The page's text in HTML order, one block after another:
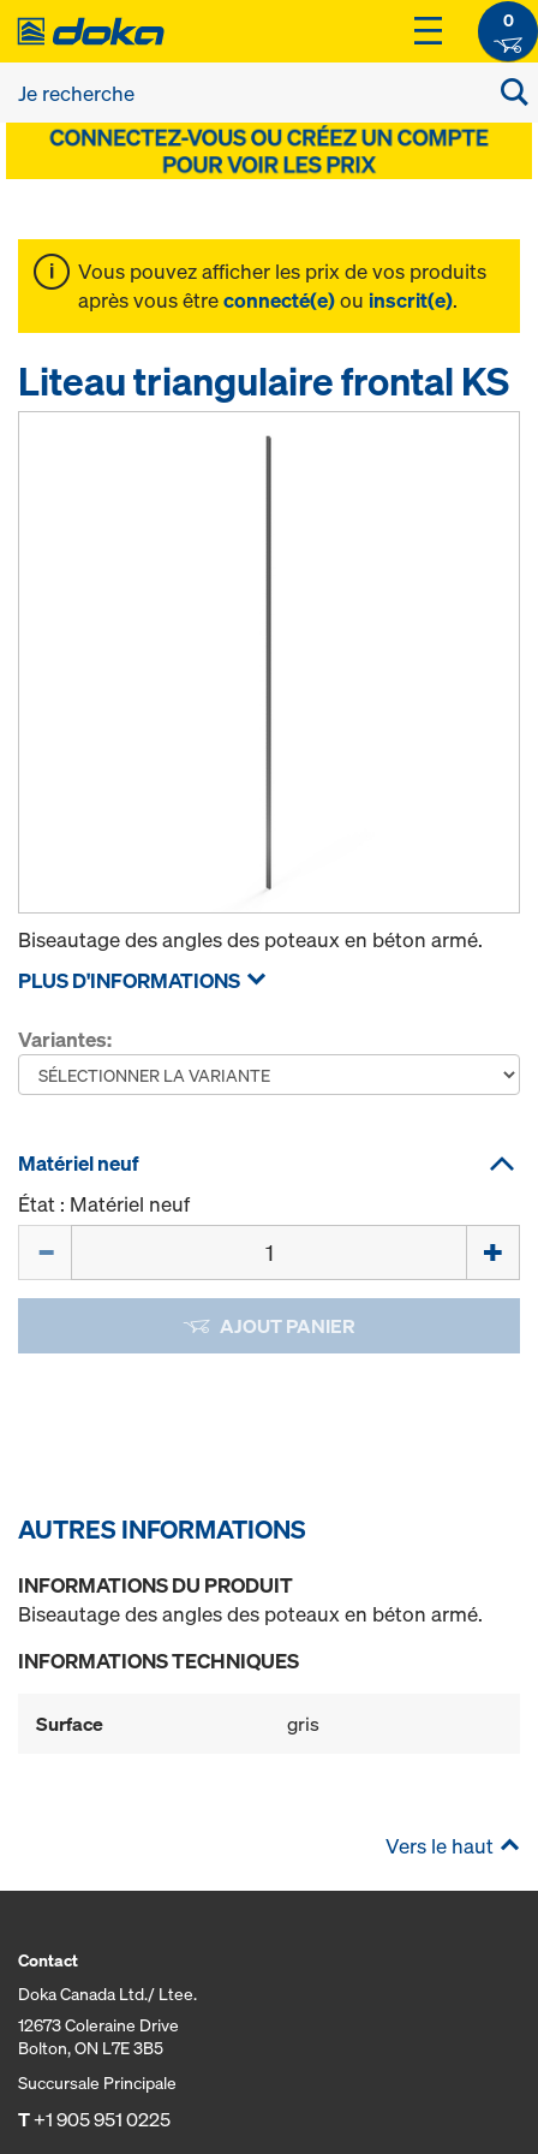
0
Vous pouvez afficher les prix de vos produits
après vous êtreconnecté(e)ou inscrit(e).
Liteau triangulaire frontal KS
Biseautage des angles des poteaux en béton armé.
PLUS D'INFORMATIONS
Variantes:
Matériel neuf
État : Matériel neuf
AJOUT PANIER
AUTRES INFORMATIONS
INFORMATIONS DU PRODUIT
Biseautage des angles des poteaux en béton armé.
INFORMATIONS TECHNIQUES
Surface gris
Vers le haut
Contact
Doka Canada Ltd./ Ltee.
12673 Coleraine Drive
Bolton, ON L7E 3B5
Succursale Principale
T+1 905 951 0225